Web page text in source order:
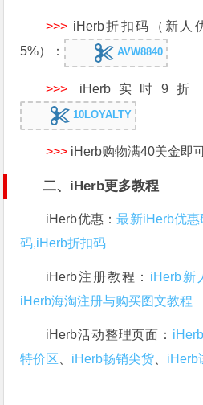
>>> iHerb折扣码（新人
5%）：
AVW8840
>>> iHerb实时9折
10LOYALTY
>>> iHerb购物满40美金即
二、iHerb更多教程
iHerb优惠：最新iHerb优
码,iHerb折扣码
iHerb注册教程： iHerb新
iHerb海淘注册与购买图文教程
iHerb活动整理页面：
特价区
iHerb畅销尖货 iHerb